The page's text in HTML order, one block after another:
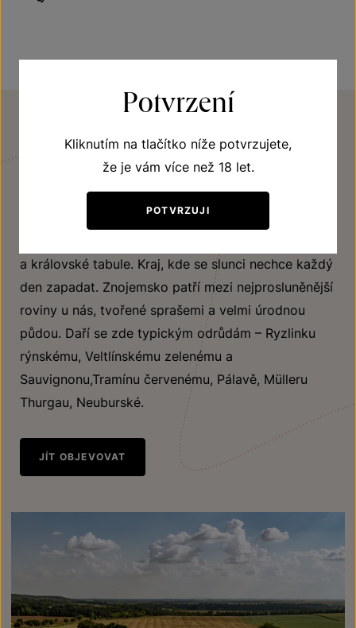
Znojemsko
Kraj, kam pravděpodobně první révu vysadili staří
a královské tabule. Kraj, kde se slunci nechce každý
den zapadat. Znojemsko patří mezi nejprosluněnější
roviny u nás, tvořené sprašemi a velmi úrodnou
půdou. Daří se zde typickým odrůdám – Ryzlinku
rýnskému, Veltlínskému zelenému a
Sauvignonu,Tramínu červenému, Pálavě, Mülleru
Thurgau, Neuburské.
JÍT OBJEVOVAT
Potvrzení
Kliknutím na tlačítko níže potvrzujete,
že je vám více než 18 let.
POTVRZUJI